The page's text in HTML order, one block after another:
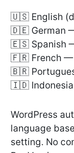
🇺🇸 English
🇩🇪 German
🇪🇸 Spanish
🇫🇷 French —
🇧🇷
🇮🇩
WordPress
language
setting. No